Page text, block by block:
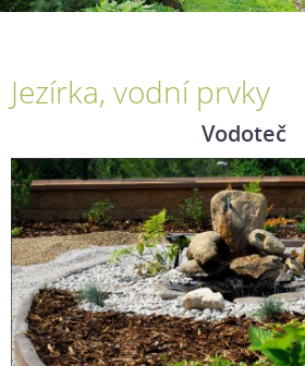
Jezírka, vodní prvky
Vodoteč